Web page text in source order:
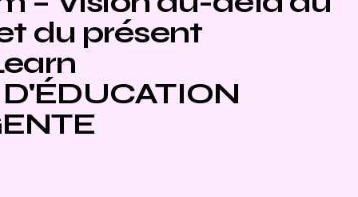
du présent